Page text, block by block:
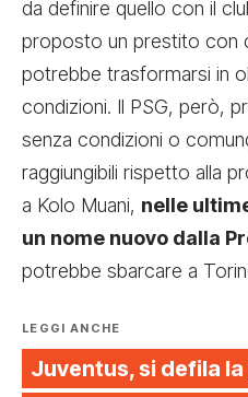
da definire quello con il
proposto un prestito con
potrebbe trasformarsi in
condizioni. Il PSG, però,
senza condizioni o
raggiungibili rispetto alla
a Kolo Muani, nelle
un nome nuovo dalla
potrebbe sbarcare a
LEGGI ANCHE
Juventus, si defila